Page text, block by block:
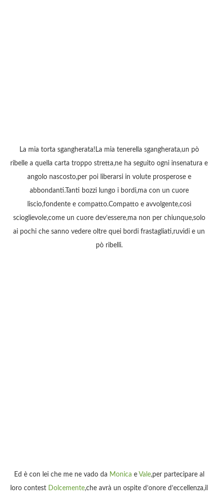
La mia torta sgangherata!La mia tenerella sgangherata,un pò
ribelle a quella carta troppo stretta,ne ha seguito ogni insenatura e
angolo nascosto,per poi liberarsi in volute prosperose e
abbondanti.Tanti bozzi lungo i bordi,ma con un cuore
liscio,fondente e compatto.Compatto e avvolgente,così
scioglievole,come un cuore dev’essere,ma non per chiunque,solo
ai pochi che sanno vedere oltre quei bordi frastagliati,ruvidi e un
pò ribelli.
Ed è con lei che me ne vado da Monica e Vale,per partecipare al
loro contest Dolcemente,che avrà un ospite d’onore d’eccellenza,il